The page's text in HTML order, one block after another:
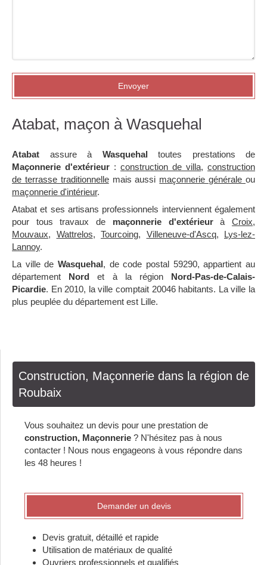
Envoyer
Atabat, maçon à Wasquehal
Atabat assure à Wasquehal toutes prestations de
Maçonnerie d'extérieur : construction de villa, construction
de terrasse traditionnellemais aussi maçonnerie généraleou
maçonnerie d'intérieur.
Atabat et ses artisans professionnels interviennent également
pour tous travaux de maçonnerie d'extérieuràCroix,
Mouvaux, Wattrelos, Tourcoing, Villeneuve-d'Ascq, Lys-lez-
Lannoy.
La ville de Wasquehal, de code postal 59290, appartient au
département Nord et à la région Nord-Pas-de-Calais-
Picardie. En 2010, la ville comptait 20046 habitants. La ville la
plus peuplée du département est Lille.
Construction, Maçonnerie dans la région de
Roubaix
Vous souhaitez un devis pour une prestation de
construction, Maçonnerie ? N'hésitez pas à nous
contacter ! Nous nous engageons à vous répondre dans
les 48 heures !
Demander un devis
Devis gratuit, détaillé et rapide
Utilisation de matériaux de qualité
Ouvriers professionnels et qualifiés